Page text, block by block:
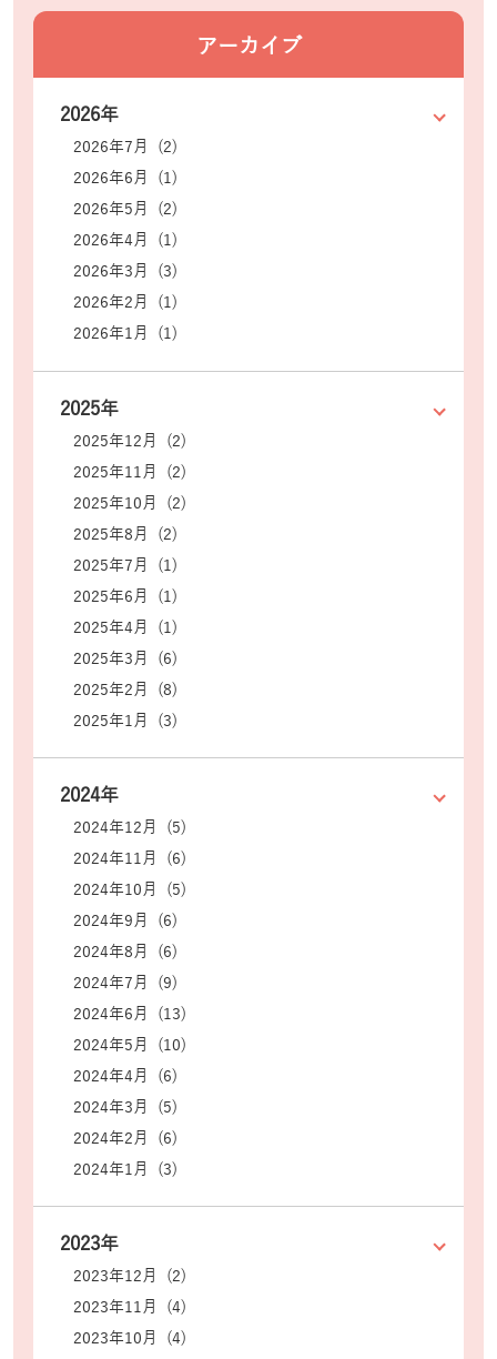
アーカイブ
2026年
2026年7月 (2)
2026年6月 (1)
2026年5月 (2)
2026年4月 (1)
2026年3月 (3)
2026年2月 (1)
2026年1月 (1)
2025年
2025年12月 (2)
2025年11月 (2)
2025年10月 (2)
2025年8月 (2)
2025年7月 (1)
2025年6月 (1)
2025年4月 (1)
2025年3月 (6)
2025年2月 (8)
2025年1月 (3)
2024年
2024年12月 (5)
2024年11月 (6)
2024年10月 (5)
2024年9月 (6)
2024年8月 (6)
2024年7月 (9)
2024年6月 (13)
2024年5月 (10)
2024年4月 (6)
2024年3月 (5)
2024年2月 (6)
2024年1月 (3)
2023年
2023年12月 (2)
2023年11月 (4)
2023年10月 (4)